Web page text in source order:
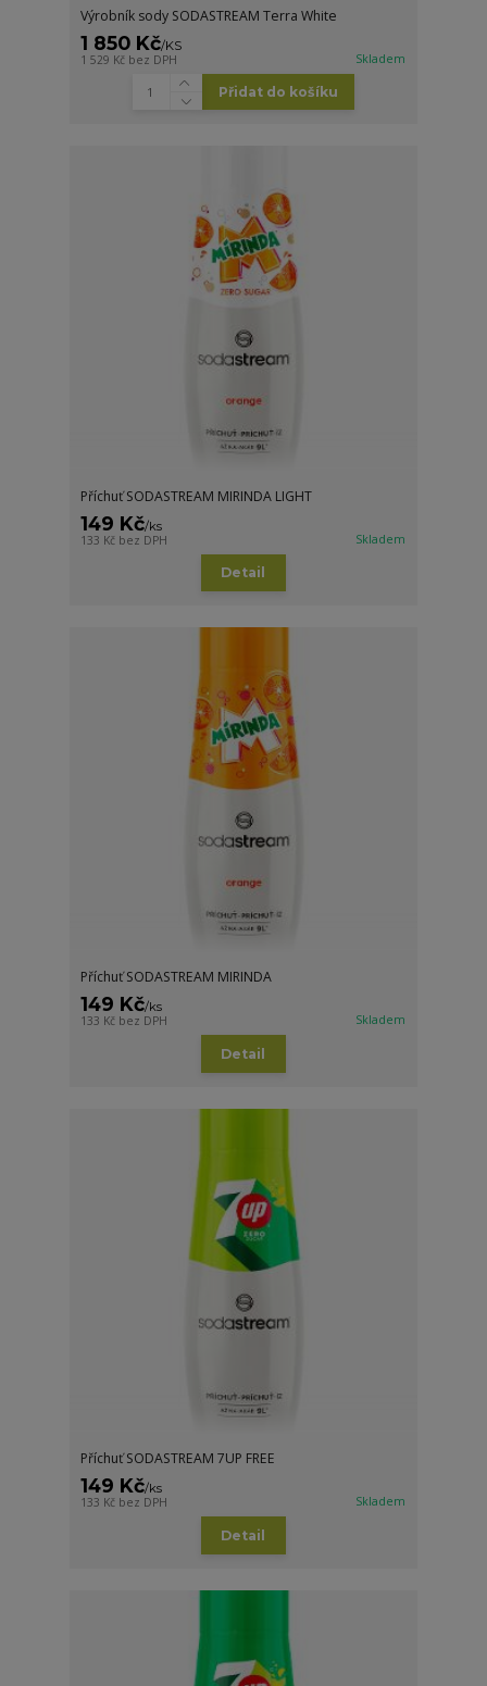
Výrobník sody SODASTREAM Terra White
1 850 Kč/KS
1 529 Kč bez DPH Skladem
Přidat do košíku
Příchuť SODASTREAM MIRINDA LIGHT
149 Kč/ks
133 Kč bez DPH Skladem
Detail
Příchuť SODASTREAM MIRINDA
149 Kč/ks
133 Kč bez DPH Skladem
Detail
Příchuť SODASTREAM 7UP FREE
149 Kč/ks
133 Kč bez DPH Skladem
Detail